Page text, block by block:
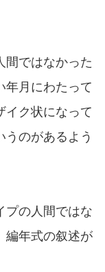
間ではなかった
年月にわたって
イク状になって
うのがあるよう
プの人間ではな
編年式の叙述が